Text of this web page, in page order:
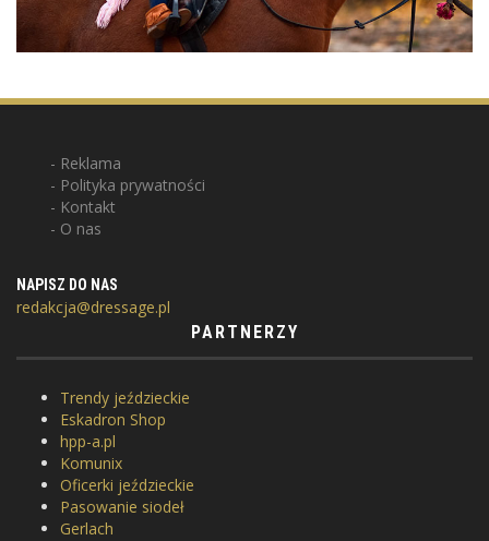
Reklama
Polityka prywatności
Kontakt
O nas
NAPISZ DO NAS
redakcja@dressage.pl
PARTNERZY
Trendy jeździeckie
Eskadron Shop
hpp-a.pl
Komunix
Oficerki jeździeckie
Pasowanie siodeł
Gerlach